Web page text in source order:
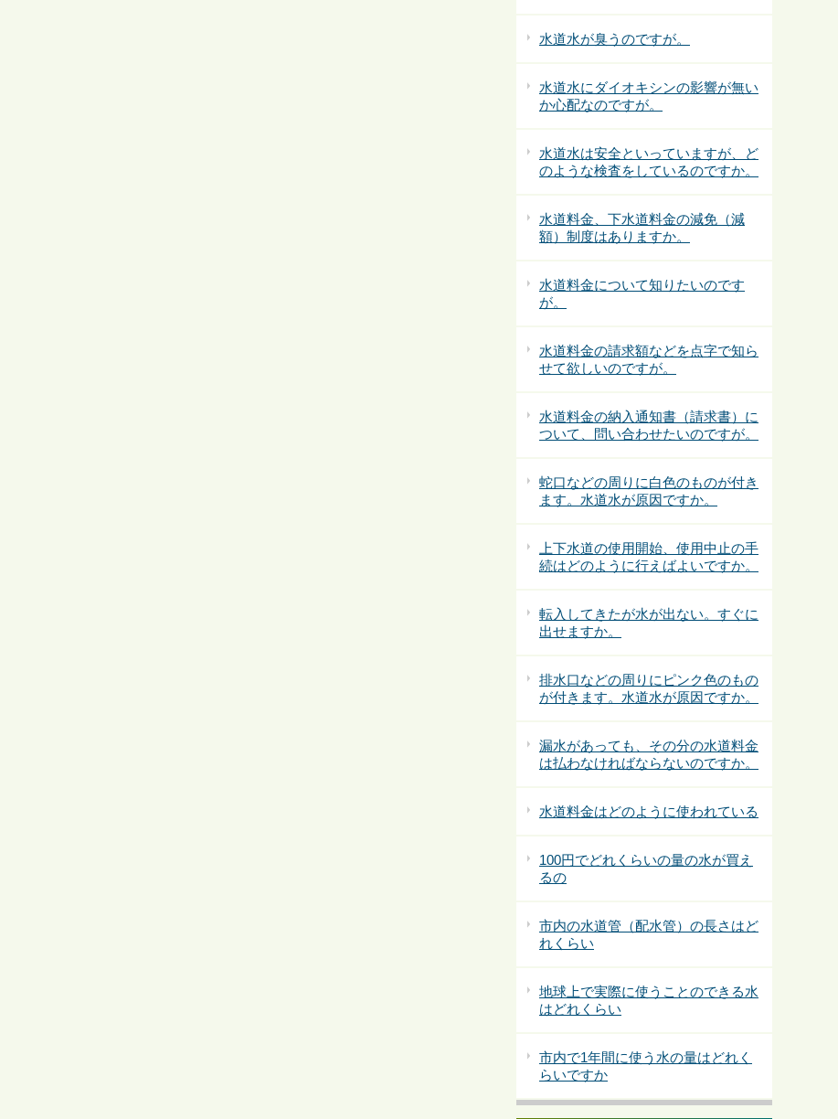
水道水が臭うのですが。
水道水にダイオキシンの影響が無い
か心配なのですが。
水道水は安全といっていますが、ど
のような検査をしているのですか。
水道料金、下水道料金の減免（減
額）制度はありますか。
水道料金について知りたいのです
が。
水道料金の請求額などを点字で知ら
せて欲しいのですが。
水道料金の納入通知書（請求書）に
ついて、問い合わせたいのですが。
蛇口などの周りに白色のものが付き
ます。水道水が原因ですか。
上下水道の使用開始、使用中止の手
続はどのように行えばよいですか。
転入してきたが水が出ない。すぐに
出せますか。
排水口などの周りにピンク色のもの
が付きます。水道水が原因ですか。
漏水があっても、その分の水道料金
は払わなければならないのですか。
水道料金はどのように使われている
100円でどれくらいの量の水が買え
るの
市内の水道管（配水管）の長さはど
れくらい
地球上で実際に使うことのできる水
はどれくらい
市内で1年間に使う水の量はどれく
らいですか